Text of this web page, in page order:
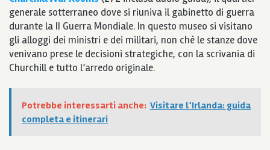
generale sotterraneo dove si riuniva il gabinetto di guerra
durante la II Guerra Mondiale. In questo museo si visitano
gli alloggi dei ministri e dei militari, non chè le stanze dove
venivano prese le decisioni strategiche, con la scrivania di
Churchill e tutto l’arredo originale.
Potrebbe interessarti anche: Visitare l’Irlanda: guida
completa e itinerari